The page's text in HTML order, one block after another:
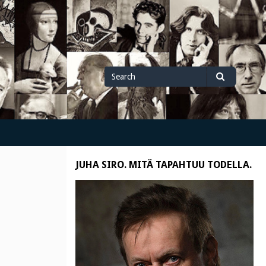
Search
for
Search
JUHA SIRO. MITÄ TAPAHTUU TODELLA.